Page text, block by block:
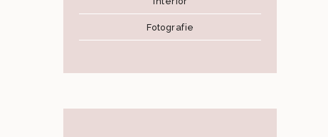
Fotografie